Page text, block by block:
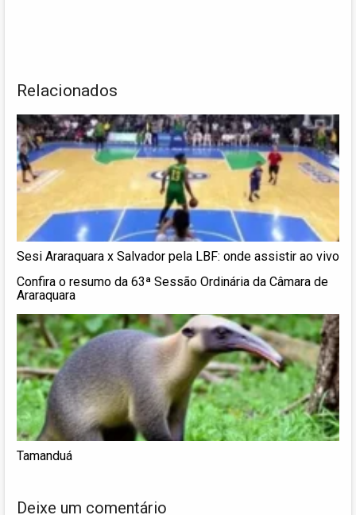
Relacionados
Sesi Araraquara x Salvador pela LBF: onde assistir ao vivo
Confira o resumo da 63ª Sessão Ordinária da Câmara de
Araraquara
Tamanduá
Deixe um comentário